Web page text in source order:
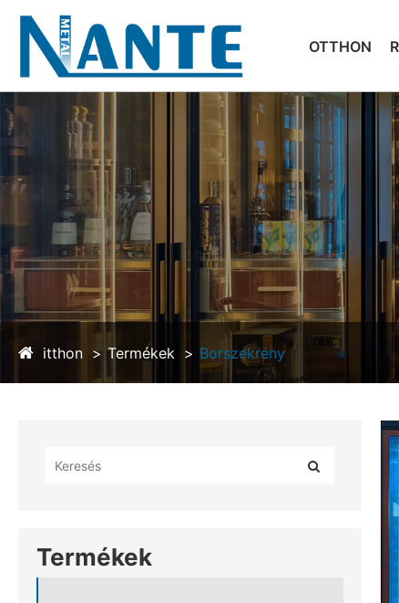
OTTHON
itthon Termékek Borszekrény
Termékek